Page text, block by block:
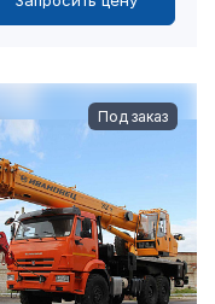
Под заказ